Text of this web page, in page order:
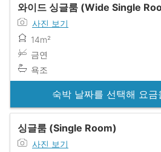
와이드 싱글룸 (Wide Single
사진 보기
14m²
금연
욕조
숙박 날짜를 선택해 요금
싱글룸 (Single Room)
사진 보기